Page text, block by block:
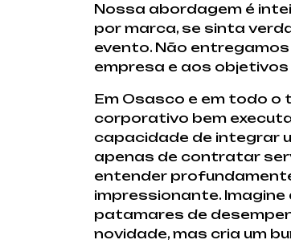
Nossa abordagem é
por marca, se sinta
evento. Não
empresa e aos
Em Osasco e em todo o
corporativo bem
capacidade de integrar
apenas de contratar
entender
impressionante.
patamares de
novidade, mas cria um